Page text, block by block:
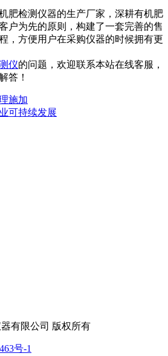
检测仪器的生产厂家，深耕有机肥
户为先的原则，构建了一套完善的售
，方便用户在采购仪器的时候拥有更
仪的问题，欢迎联系本站在线客服，
答！
施加
可持续发展
有限公司 版权所有
号-1